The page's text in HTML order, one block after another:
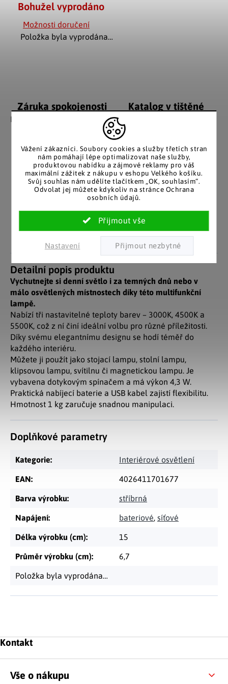
Vážení zákazníci. Soubory cookies a služby třetích stran
nám pomáhají lépe optimalizovat naše služby,
produktovou nabídku a zájmové reklamy pro váš
maximální zážitek z nákupu v eshopu Velkého košíku.
Svůj souhlas nám udělíte tlačítkem „OK, souhlasím“.
Odvolat jej můžete kdykoliv na stránce Ochrana
osobních údajů.
Nastavení
Bohužel vyprodáno
Možnosti doručení
Položka byla vyprodána…
Záruka spokojenosti
Nakupujete bez obav, férové
jednání v každé situaci.
Katalog v tištěné
posíláme papírový katalog
do schránky.
Pozitivní ohlasy
Za desítky let na trhu jsme
nasbírali stovky tisíc
spokojených zákazníků.
EU distribuce
zákazníky. Značkové zboží
se zárukou původu.
Detailní popis produktu
Vychutnejte si denní světlo i za temných dnů nebo v
málo osvětlených místnostech díky této multifunkční
lampě.
Nabízí tři nastavitelné teploty barev – 3000K, 4500K a
5500K, což z ní činí ideální volbu pro různé příležitosti.
Díky svému elegantnímu designu se hodí téměř do
každého interiéru.
Můžete ji použít jako stojací lampu, stolní lampu,
klipsovou lampu, svítilnu či magnetickou lampu. Je
vybavena dotykovým spínačem a má výkon 4,3 W.
Praktická nabíjecí baterie a USB kabel zajistí flexibilitu.
Hmotnost 1 kg zaručuje snadnou manipulaci.
Doplňkové parametry
Kategorie: Interiérové osvětlení
EAN: 4026411701677
Barva výrobku: stříbrná
Napájení: bateriové, síťové
Délka výrobku (cm): 15
Průměr výrobku (cm): 6,7
Položka byla vyprodána…
Zápatí
Kontakt
Vše o nákupu